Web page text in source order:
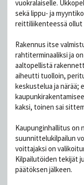
vuokralaiselle.
sekä lippu- ja
reittiliikenteessä ollut
Rakennus itse
rahtiterminaaliksi ja
aaltopellistä
aiheutti tuolloin,
keskustelua ja närää;
kaksi, toinen sai
Kaupunginhallitus on
suunnittelukilpailun
voittajaksi on
Kilpailutöiden tekijät
päätöksen jälkeen.